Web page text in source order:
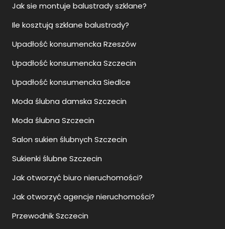
Jak sie montuje balustrady szklane?
Ile kosztują szklane balustrady?
Upadłość konsumencka Rzeszów
Upadłość konsumencka Szczecin
Upadłość konsumencka Siedlce
Moda ślubna damska Szczecin
Moda ślubna Szczecin
Salon sukien ślubnych Szczecin
Sukienki ślubne Szczecin
Jak otworzyć biuro nieruchomości?
Jak otworzyć agencje nieruchomości?
Przewodnik Szczecin